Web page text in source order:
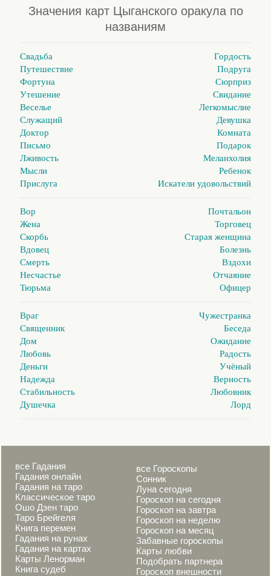
Значения карт Цыганского оракула по
названиям
Свадьба
Гордость
Путешествие
Подруга
Фортуна
Сюрприз
Утешение
Свидание
Веселье
Легкомыслие
Служащий
Девушка
Доктор
Комната
Письмо
Подарок
Лживость
Меланхолия
Мысли
Ребенок
Прислуга
Искатели удовольствий
Вор
Почтальон
Жена
Торговец
Скорбь
Старая женщина
Вдовец
Болезнь
Смерть
Вздохи
Несчастье
Отчаяние
Тюрьма
Офицер
Враг
Чужестранка
Священник
Беседа
Дом
Ожидание
Любовь
Радость
Деньги
Учёный
Надежда
Верность
Стабильность
Любовник
Душечка
Лорд
все Гадания
Гадания онлайн
Гадания на таро
Классическое таро
Ошо Дзен таро
Таро Брейгеля
Книга перемен
Гадания на рунах
Гадания на картах
Карты Ленорман
Книга судеб
все Гороскопы
Сонник
Луна сегодня
Гороскоп на сегодня
Гороскоп на завтра
Гороскоп на неделю
Гороскоп на месяц
Забавные гороскопы
Карты любви
Подобрать партнера
Гороскоп внешности